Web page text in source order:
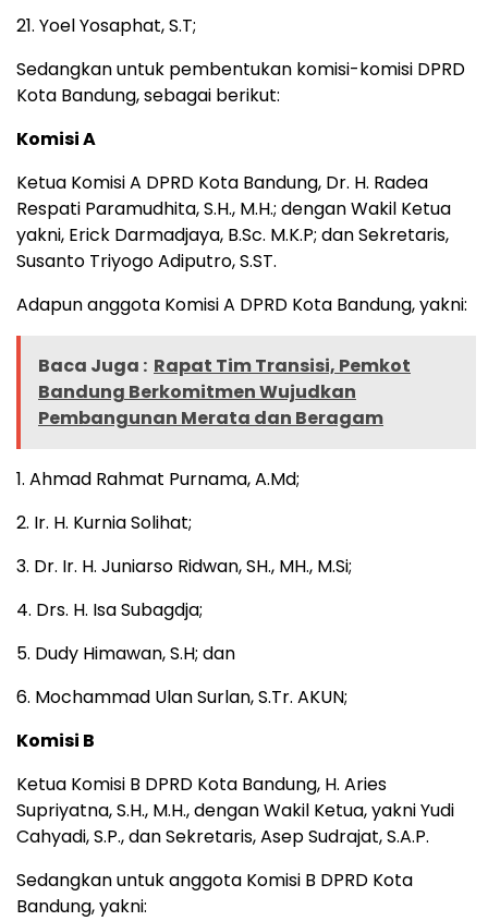
21. Yoel Yosaphat, S.T;
Sedangkan untuk pembentukan komisi-komisi DPRD
Kota Bandung, sebagai berikut:
Komisi A
Ketua Komisi A DPRD Kota Bandung, Dr. H. Radea
Respati Paramudhita, S.H., M.H.; dengan Wakil Ketua
yakni, Erick Darmadjaya, B.Sc. M.K.P; dan Sekretaris,
Susanto Triyogo Adiputro, S.ST.
Adapun anggota Komisi A DPRD Kota Bandung, yakni:
Baca Juga : Rapat Tim Transisi, Pemkot
Bandung Berkomitmen Wujudkan
Pembangunan Merata dan Beragam
1. Ahmad Rahmat Purnama, A.Md;
2. Ir. H. Kurnia Solihat;
3. Dr. Ir. H. Juniarso Ridwan, SH., MH., M.Si;
4. Drs. H. Isa Subagdja;
5. Dudy Himawan, S.H; dan
6. Mochammad Ulan Surlan, S.Tr. AKUN;
Komisi B
Ketua Komisi B DPRD Kota Bandung, H. Aries
Supriyatna, S.H., M.H., dengan Wakil Ketua, yakni Yudi
Cahyadi, S.P., dan Sekretaris, Asep Sudrajat, S.A.P.
Sedangkan untuk anggota Komisi B DPRD Kota
Bandung, yakni: